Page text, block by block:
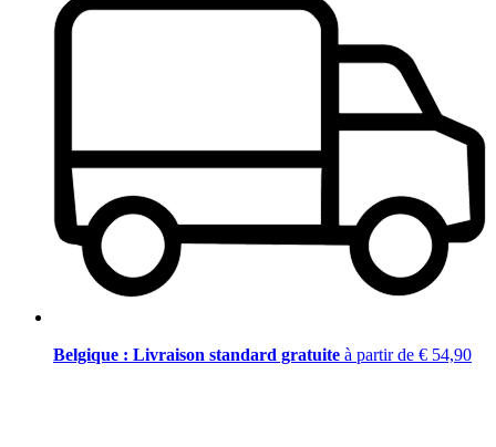
Belgique : Livraison standard gratuite à partir de € 54,90